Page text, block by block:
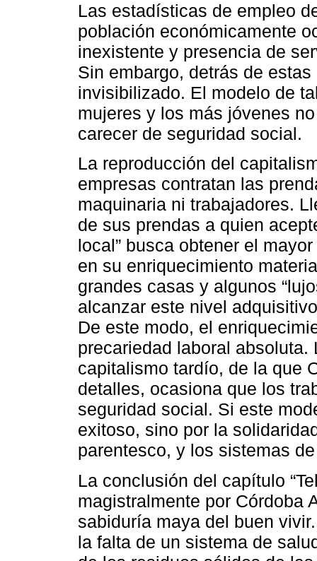
Las estadísticas de empleo
población económicamente
inexistente y presencia de
Sin embargo, detrás de
invisibilizado. El modelo de
mujeres y los más jóvenes
carecer de seguridad social.
La reproducción del
empresas contratan las
maquinaria ni trabajadores.
de sus prendas a quien
local” busca obtener el
en su enriquecimiento
grandes casas y algunos
alcanzar este nivel
De este modo, el
precariedad laboral
capitalismo tardío, de la que
detalles, ocasiona que los
seguridad social. Si este
exitoso, sino por la
parentesco, y los sistemas
La conclusión del capítulo
magistralmente por Córdoba
sabiduría maya del buen
la falta de un sistema de